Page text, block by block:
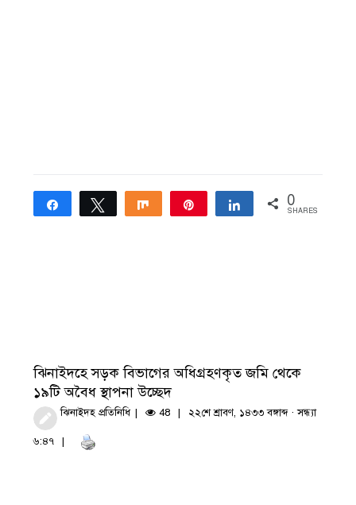
Share Tweet Share Share 0
SHARES
ঝিনাইদহে সড়ক বিভাগের অধিগ্রহণকৃত জমি থেকে
১৯টি অবৈধ স্থাপনা উচ্ছেদ
ঝিনাইদহ প্রতিনিধি 48 ২২শে শ্রাবণ, ১৪৩৩ বঙ্গাব্দ · সন্ধ্যা
৬:৪৭